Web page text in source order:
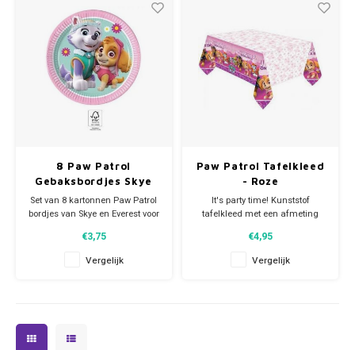
8 Paw Patrol
Gebaksbordjes Skye
en Everest - Eco
Friendly
Set van 8 kartonnen Paw Patrol
bordjes van Skye en Everest voor
Afmeting per bordje: Ø 20 cm.
Deze milieuvriendelijke FSC®
€3,75
Vergelijk
Paw Patrol Tafelkleed
- Roze
It's party time! Kunststof
tafelkleed met een afmeting
€4,95
Vergelijk